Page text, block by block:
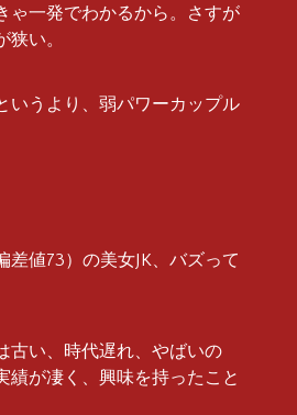
ゃ一発でわかるから。さすが
い。
いうより、弱パワーカップル
差値73）の美女JK、バズって
古い、時代遅れ、やばいの
績が凄く、興味を持ったこと